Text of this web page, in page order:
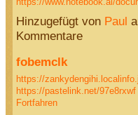
Hinzugefügt von Paul
Kommentare
fobemclk
https://
https://pastelink.net/97e8rxwf
Fortfahren